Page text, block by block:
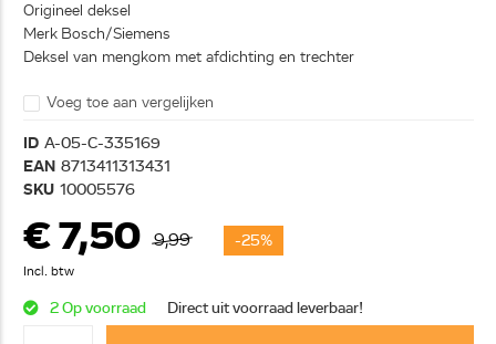
Origineel deksel
Merk Bosch/Siemens
Deksel van mengkom met afdichting en trechter
Voeg toe aan vergelijken
ID A-05-C-335169
EAN 8713411313431
SKU 10005576
€ 7,50 9,99 -25%
Incl. btw
2 Op voorraad Direct uit voorraad leverbaar!